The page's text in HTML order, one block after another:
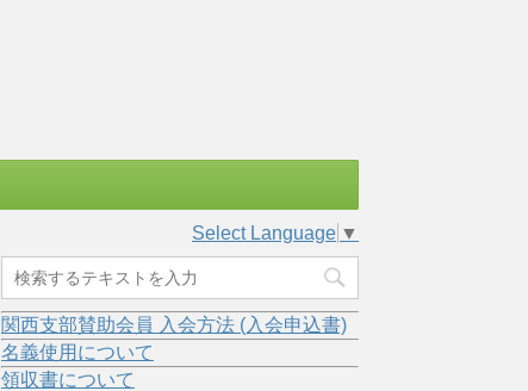
Select Language ▼
関西支部賛助会員 入会方法 (入会申込書)
名義使用について
領収書について